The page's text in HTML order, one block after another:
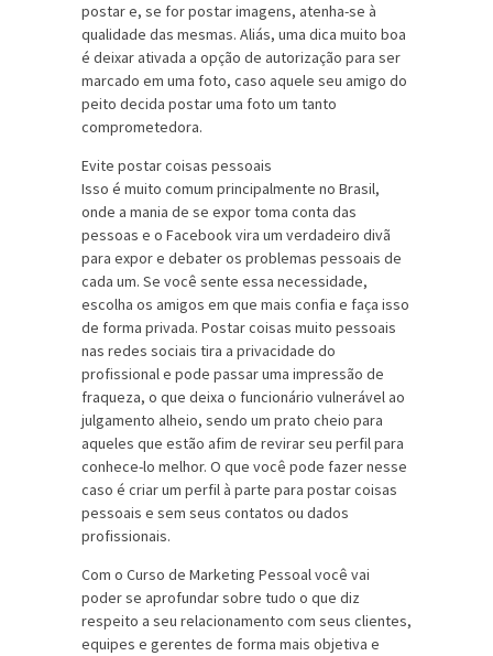
postar e, se for postar imagens, atenha-se à
qualidade das mesmas. Aliás, uma dica muito boa
é deixar ativada a opção de autorização para ser
marcado em uma foto, caso aquele seu amigo do
peito decida postar uma foto um tanto
comprometedora.
Evite postar coisas pessoais
Isso é muito comum principalmente no Brasil,
onde a mania de se expor toma conta das
pessoas e o Facebook vira um verdadeiro divã
para expor e debater os problemas pessoais de
cada um. Se você sente essa necessidade,
escolha os amigos em que mais confia e faça isso
de forma privada. Postar coisas muito pessoais
nas redes sociais tira a privacidade do
profissional e pode passar uma impressão de
fraqueza, o que deixa o funcionário vulnerável ao
julgamento alheio, sendo um prato cheio para
aqueles que estão afim de revirar seu perfil para
conhece-lo melhor. O que você pode fazer nesse
caso é criar um perfil à parte para postar coisas
pessoais e sem seus contatos ou dados
profissionais.
Com o Curso de Marketing Pessoal você vai
poder se aprofundar sobre tudo o que diz
respeito a seu relacionamento com seus clientes,
equipes e gerentes de forma mais objetiva e